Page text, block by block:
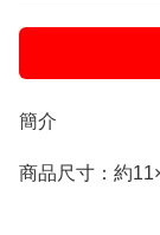
簡介
商品尺寸：約